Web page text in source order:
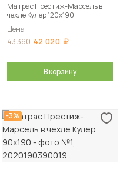
Матрас Престиж-Марсель в
чехле Кулер 120х190
Цена
43 360 42 020
В корзину
-3%